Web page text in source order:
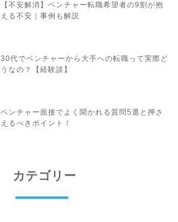
【不安解消】ベンチャー転職希望者の9割が抱
える不安｜事例も解説
30代でベンチャーから大手への転職って実際ど
うなの？【経験談】
ベンチャー面接でよく聞かれる質問5選と押さ
えるべきポイント！
カテゴリー